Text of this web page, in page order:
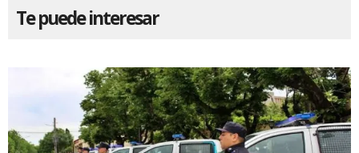
Te puede interesar